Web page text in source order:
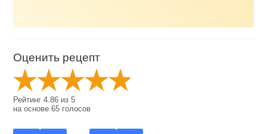
Оценить рецепт
Рейтинг4.86 из5
на основе65 голосов